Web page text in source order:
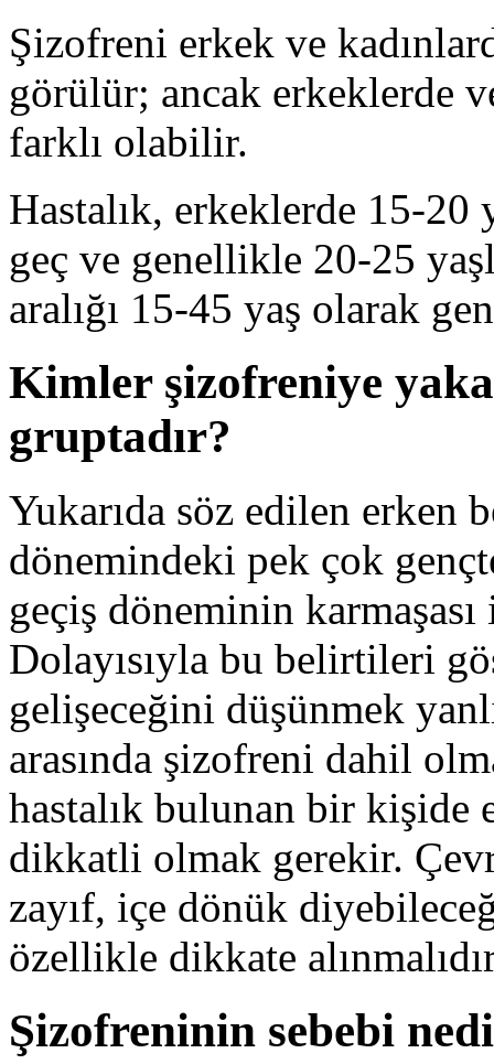
Şizofreni erkek ve
görülür; ancak erkeklerde
farklı olabilir.
Hastalık, erkeklerde 15-20
geç ve genellikle 20-25
aralığı 15-45 yaş olarak
Kimler şizofreniye
gruptadır?
Yukarıda söz edilen erken
dönemindeki pek çok
geçiş döneminin
Dolayısıyla bu belirtileri
gelişeceğini düşünmek
arasında şizofreni dahil
hastalık bulunan bir
dikkatli olmak gerekir.
zayıf, içe dönük
özellikle dikkate
Şizofreninin sebebi